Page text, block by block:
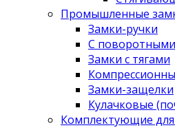
Промышленные
Замки-ручки
С
Замки с тягами
Замки-защелки
Кулачковые
Комплектующие